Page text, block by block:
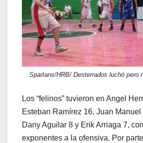
Spartans/HRB/ Desterrados luchó pero
Los “felinos” tuvieron en Angel
Esteban Ramírez 16, Juan Manuel
Dany Aguilar 8 y Erik Arriaga 7,
exponentes a la ofensiva. Por